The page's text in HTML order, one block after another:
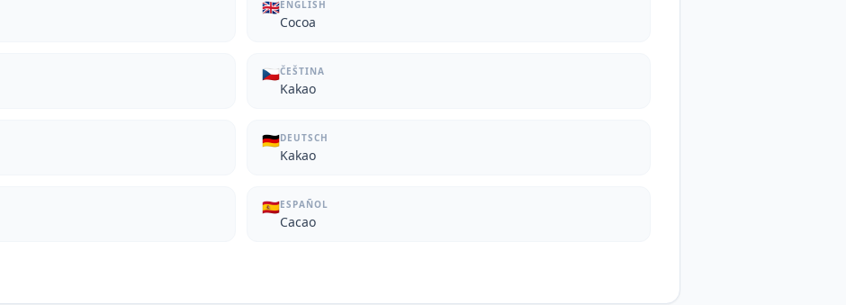
🇬🇧ENGLISH
Cocoa
🇨🇿ČEŠTINA
Kakao
🇩🇪DEUTSCH
Kakao
🇪🇸ESPAÑOL
Cacao